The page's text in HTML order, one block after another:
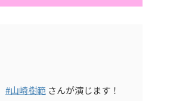
#山崎樹範 さんが演じます！